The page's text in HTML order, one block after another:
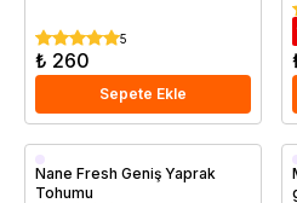
5
₺ 260
Sepete Ekle
Nane Fresh Geniş Yaprak
Tohumu